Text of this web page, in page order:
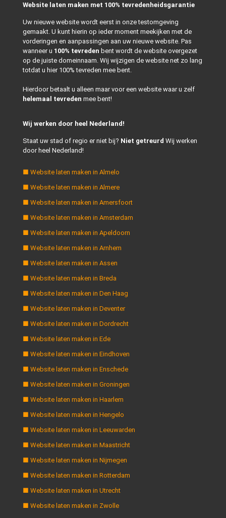
Website laten maken met 100% tevredenheidsgarantie
Uw nieuwe website wordt eerst in onze testomgeving
gemaakt. U kunt hierin op ieder moment meekijken met de
vorderingen en aanpassingen aan uw nieuwe website. Pas
wanneer u 100% tevreden bent wordt de website overgezet
op de juiste domeinnaam. Wij wijzigen de website net zo lang
totdat u hier 100% tevreden mee bent.
Hierdoor betaalt u alleen maar voor een website waar u zelf
helemaal tevreden mee bent!
Wij werken door heel Nederland!
Staat uw stad of regio er niet bij? Niet getreurd Wij werken
door heel Nederland!
■ Website laten maken in Almelo
■ Website laten maken in Almere
■ Website laten maken in Amersfoort
■ Website laten maken in Amsterdam
■ Website laten maken in Apeldoorn
■ Website laten maken in Arnhem
■ Website laten maken in Assen
■ Website laten maken in Breda
■ Website laten maken in Den Haag
■ Website laten maken in Deventer
■ Website laten maken in Dordrecht
■ Website laten maken in Ede
■ Website laten maken in Eindhoven
■ Website laten maken in Enschede
■ Website laten maken in Groningen
■ Website laten maken in Haarlem
■ Website laten maken in Hengelo
■ Website laten maken in Leeuwarden
■ Website laten maken in Maastricht
■ Website laten maken in Nijmegen
■ Website laten maken in Rotterdam
■ Website laten maken in Utrecht
■ Website laten maken in Zwolle